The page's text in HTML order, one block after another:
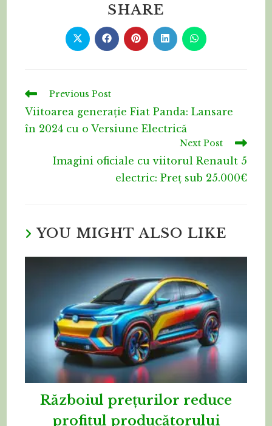
SHARE
Previous Post
Viitoarea generație Fiat Panda: Lansare
în 2024 cu o Versiune Electrică
Next Post
Imagini oficiale cu viitorul Renault 5
electric: Preț sub 25.000€
YOU MIGHT ALSO LIKE
Războiul prețurilor reduce
profitul producătorului